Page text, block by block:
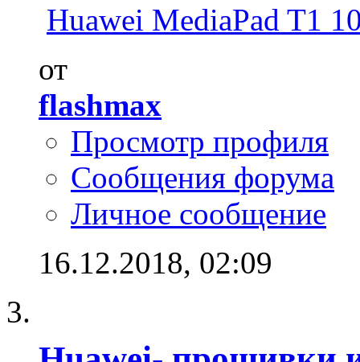
Huawei MediaPad T1
от
flashmax
Просмотр профиля
Сообщения форума
Личное сообщение
16.12.2018, 02:09